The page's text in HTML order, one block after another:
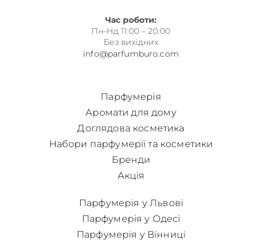
Час роботи:
Пн-Нд 11:00 – 20:00
Без вихідних
info@parfumburo.com
Парфумерія
Аромати для дому
Доглядова косметика
Набори парфумерії та косметики
Бренди
Акція
Парфумерія у Львові
Парфумерія у Одесі
Парфумерія у Вінниці